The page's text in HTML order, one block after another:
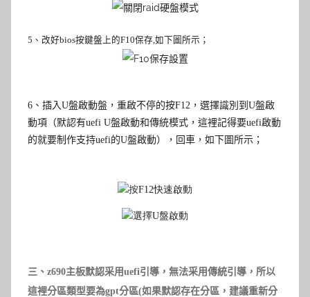
5 、改好bios按鍵盤上的F10保存,如下圖所示；
6 、插入U盤啟動盤，重啟不停的按F12， 選擇識別到 U盤啟
動項（默認有uefi U盤啟動和傳統模式，這裡記得要uefi啟動
的就要制作支持uefi的U盤啟動），回車，如下圖所示；
三、 z690主板默認采用uefi引導，無法采用傳統引導，所以
這裡分區類型要為gpt分區(如果默認存在分區，建議重新分